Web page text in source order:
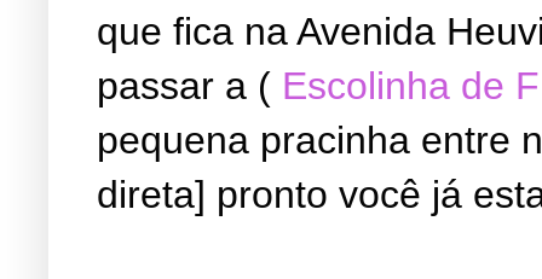
que fica na Avenida
passar a ( Escolinha de
pequena pracinha entre
direta] pronto você já